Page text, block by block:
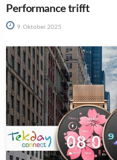
Performance trifft
9. Oktober 2025